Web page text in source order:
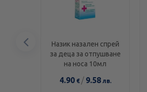
Назик назален спрей
за деца за отпушване
на носа 10мл
4.90€ / 9.58лв.
Предишен
елемент